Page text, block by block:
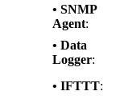
• SNMP
Agent:
• Data
Logger:
• IFTTT: